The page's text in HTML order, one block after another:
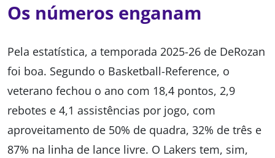
Os números enganam
Pela estatística, a temporada 2025-26 de DeRozan
foi boa. Segundo o Basketball-Reference, o
veterano fechou o ano com 18,4 pontos, 2,9
rebotes e 4,1 assistências por jogo, com
aproveitamento de 50% de quadra, 32% de três e
87% na linha de lance livre. O Lakers tem, sim,